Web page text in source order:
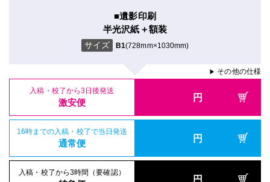
■遺影印刷
半光沢紙＋額装
サイズ B1(728mm×1030mm)
▶ その他の仕様
入稿・校了から3日後発送
激安便 円
16時までの入稿・校了で当日発送
通常便 円
入稿・校了から3時間（要確認）
円